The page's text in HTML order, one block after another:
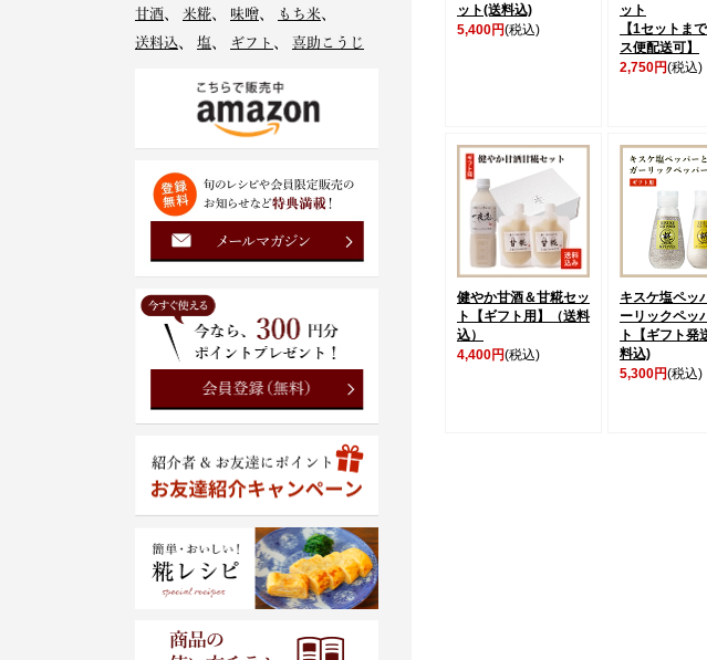
甘酒 米糀 味噌 もち米
送料込
塩 ギフト 喜助こうじ
ット(送料込)
5,400円(税込)
ット
【1セットま
ス便配送可】
2,750円(税込)
健やか甘酒＆甘糀セッ
ト【ギフト用】（送料
込）
4,400円(税込)
キスケ塩ペッ
ーリックペッ
ト【ギフト発
料込)
5,300円(税込)